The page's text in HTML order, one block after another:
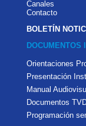
Canales
Contacto
BOLETÍN
DOCUMENTOS
Orientaciones
Presentación
Manual
Documentos
Programación